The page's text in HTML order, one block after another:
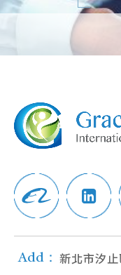
Add： 新北市汐